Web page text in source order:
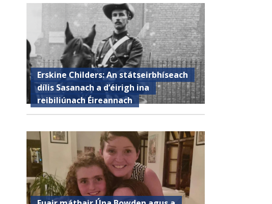
Erskine Childers: An státseirbhíseach
dílis Sasanach a d’éirigh ina
reibiliúnach Éireannach